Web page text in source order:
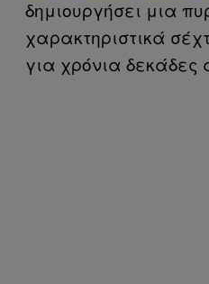
δημιουργήσει μια
χαρακτηριστικά
για χρόνια δεκάδες